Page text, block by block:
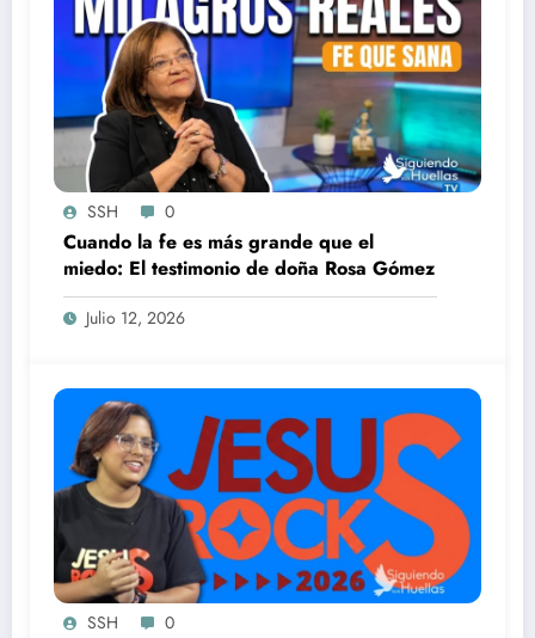
SSH 0
Cuando la fe es más grande que el
miedo: El testimonio de doña Rosa Gómez
Julio 12, 2026
SSH 0